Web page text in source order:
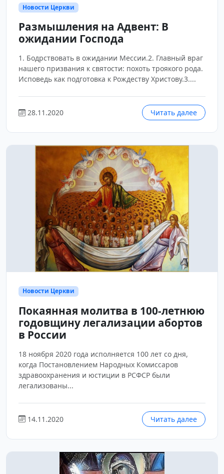
Новости Церкви
Размышления на Адвент: В
ожидании Господа
1. Бодрствовать в ожидании Мессии.2. Главный враг
нашего призвания к святости: похоть троякого рода.
Исповедь как подготовка к Рождеству Христову.3....
28.11.2020 Читать далее
Новости Церкви
Покаянная молитва в 100-летнюю
годовщину легализации абортов
в России
18 ноября 2020 года исполняется 100 лет со дня,
когда Постановлением Народных Комиссаров
здравоохранения и юстиции в РСФСР были
легализованы...
14.11.2020 Читать далее